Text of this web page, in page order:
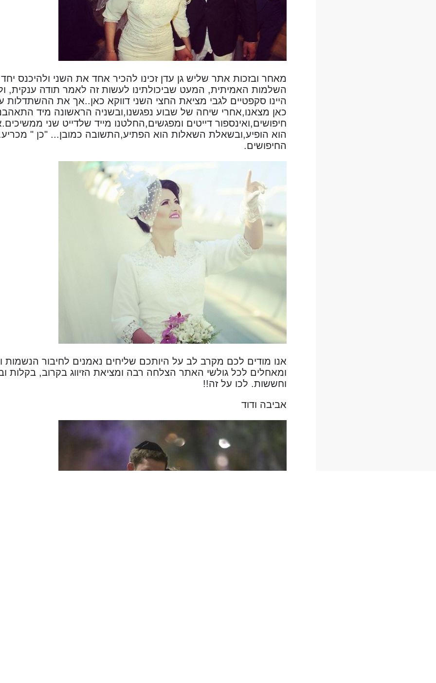
מאחר ובזכות אתר שליש גן עדן זכינו להכיר אחד את השני ולהיכנס
השלמות האמיתית, המעט שביכולתינו לעשות זה לאמר תודה ענקית,
היינו סקפטיים לגבי מציאת החצי השני דווקא כאן..אך את ההשתדלות
כאן מצאנו,אחרי שיחה של שבוע נפגשנו,ובשניה הראשונה מיד
חיפושים,ואינספור דייטים ומפגשים,החלטנו מייד שלדייט שני
הוא הופיע,ובשאלת השאלות הוא הפתיע,התשובה כמובן... "כן "
החיפושים.
אנו מודים לכם מקרב לב על היותכם שליחים נאמנים לחיבור הנשמות
ומאחלים לכל גולשי האתר הצלחה רבה ומציאת הזיווג בקרוב, בקלות
וחששות. לכו על זה!!
אביבה ודוד